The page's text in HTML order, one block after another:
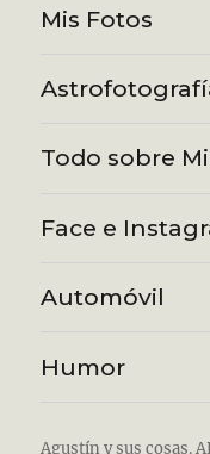
Mis Fotos
Todo sobre
Face e
Automóvil
Humor
Agustín y sus cosas.